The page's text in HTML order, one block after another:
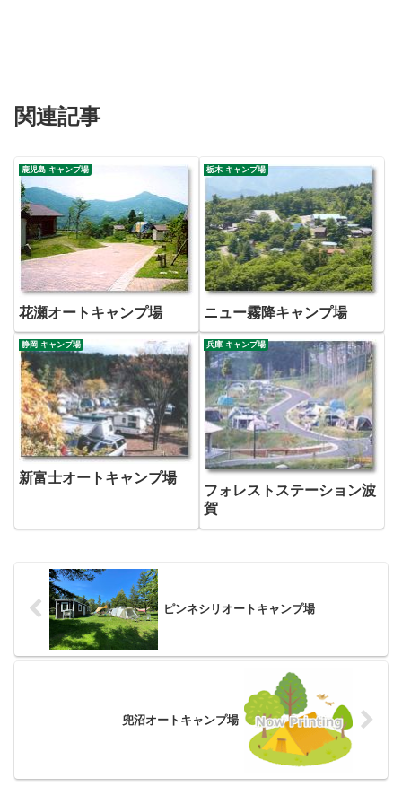
関連記事
鹿児島 キャンプ場
花瀬オートキャンプ場
栃木 キャンプ場
ニュー霧降キャンプ場
静岡 キャンプ場
新富士オートキャンプ場
兵庫 キャンプ場
フォレストステーション波
賀
ピンネシリオートキャンプ場
兜沼オートキャンプ場